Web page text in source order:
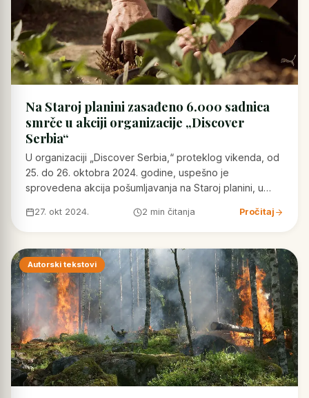
Na Staroj planini zasađeno 6.000 sadnica
smrče u akciji organizacije „Discover
Serbia“
U organizaciji „Discover Serbia,“ proteklog vikenda, od
25. do 26. oktobra 2024. godine, uspešno je
sprovedena akcija pošumljavanja na Staroj planini, u…
27. okt 2024. 2 min čitanja Pročitaj
Autorski tekstovi